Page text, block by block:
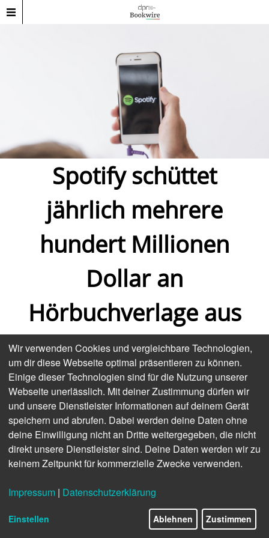
Spotify schüttet
jährlich mehrere
hundert Millionen
Dollar an
Hörbuchverlage aus
Wie der Streamer den Markt aufrollt
Das Hörbuch wächst und wächst und wächst... Wer
sich intensiver mit den Buchbranchenentwicklungen
beschäftigt, für den ist dies nichts Neues. Auf der
Frankfurter Buchmesse wurde dies auf vielen Podien
bestätigt. Doch erst allmählich werden Ausmaß und
Treiber des Wachstums deutlich.
Der Trend: In den USA ist digitales Audio das am
Connor, Analystin von Circana, bei der jüngsten
Bookwire-Konferenz „All About Digital Distribution“
(hier die Höhepunkte
) erklärt. Und ausgeführt: „Zum
Wir verwenden Cookies und vergleichbare Technologien,
um dir diese Webseite optimal präsentieren zu können.
Einige dieser Technologien sind für die Nutzung unserer
Webseite unerlässlich. Mit deiner Zustimmung dürfen wir
und unsere Dienstleister Informationen auf deinem Gerät
speichern und abrufen. Dabei werden deine Daten ohne
deine Einwilligung nicht an Dritte weitergegeben, die nicht
direkt unsere Dienstleister sind. Deine Daten werden wir zu
keinem Zeitpunkt für kommerzielle Zwecke verwenden.
Impressum | Datenschutzerklärung
Einstellen Ablehnen Zustimmen